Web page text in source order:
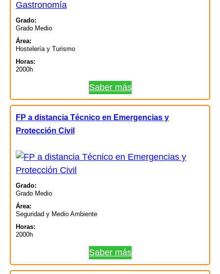
Grado:
Grado Medio
Área:
Hostelería y Turismo
Horas:
2000h
Saber más
FP a distancia Técnico en Emergencias y
Protección Civil
Grado:
Grado Medio
Área:
Seguridad y Medio Ambiente
Horas:
2000h
Saber más